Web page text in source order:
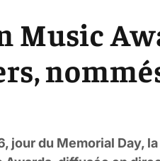
Music
jour du Memorial Day,